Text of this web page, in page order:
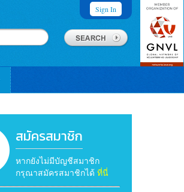
Sign In
สมัครสมาชิก
หากยังไม่มีบัญชีสมาชิก
กรุณาสมัครสมาชิกได้ ที่นี่